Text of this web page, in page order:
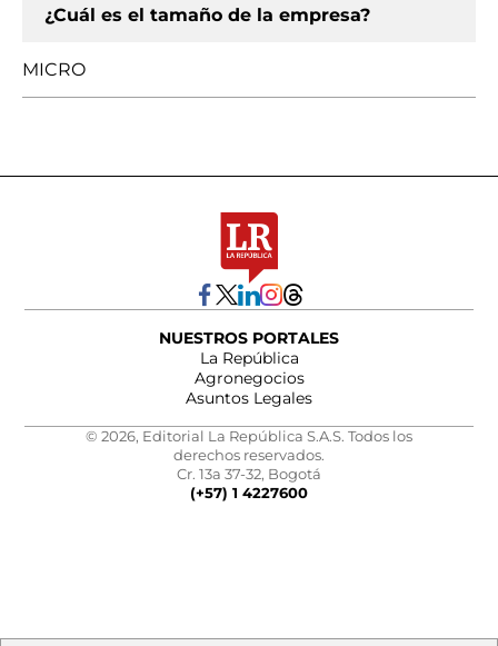
¿Cuál es el tamaño de la empresa?
MICRO
NUESTROS PORTALES
La República
Agronegocios
Asuntos Legales
© 2026, Editorial La República S.A.S. Todos los
derechos reservados.
Cr. 13a 37-32, Bogotá
(+57) 1 4227600